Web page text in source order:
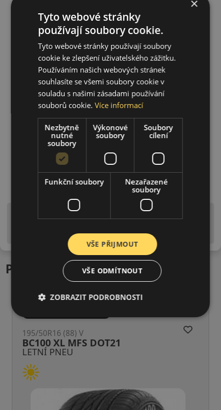
Upozornění! Hodnoty na štítku jsou pouze
is EU štítky ve smyslu dosud platné (předchozí) legislativy.
Podobné produkty
LETNÍ PNEU
BC100 XL MFS DOT21
195/50R16 (88) V
×
Tyto webové stránky
používají soubory cookie.
Tyto webové stránky používají soubory
cookie ke zlepšení uživatelského zážitku.
Používáním našich webových stránek
souhlasíte se všemi soubory cookie v
souladu s našimi zásadami používání
souborů cookie.Více informací
Nezbytně
nutné
soubory
Výkonové
soubory
Soubory
cílení
Funkční soubory
Nezařazené
soubory
VŠE PŘIJMOUT
VŠE ODMÍTNOUT
ZOBRAZIT PODROBNOSTI